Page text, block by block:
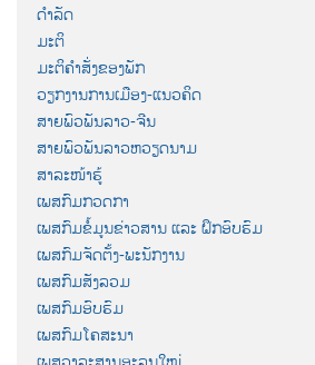
ດຳລັດ
ມະຕິ
ມະຕິຄຳສັ່ງຂອງພັກ
ວຽກງານການເມືອງ-ແນວຄິດ
ສາຍພົວພັນລາວ-ຈີນ
ສາຍພົວພັນລາວຫວຽດນາມ
ສາລະໜ້າຮູ້
ເພສກົມກວດກາ
ເພສກົມຂໍ້ມູນຂ່າວສານ ແລະ ຝຶກອົບຮົມ
ເພສກົມຈັດຕັ້ງ-ພະນັກງານ
ເພສກົມສັງລວມ
ເພສກົມອົບຮົມ
ເພສກົມໂຄສະນາ